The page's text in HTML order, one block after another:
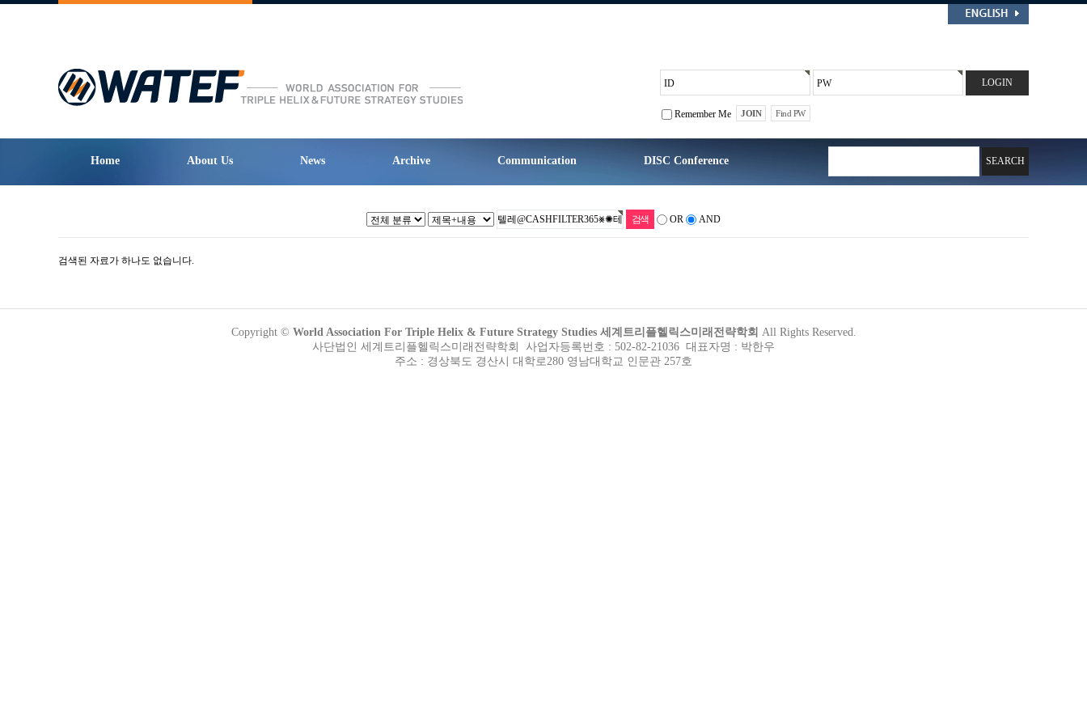
ID PW
Remember Me JOIN Find PW
Home About Us News Archive Communication DISC Conference
OR AND
검색된 자료가 하나도 없습니다.
Copyright © World Association For Triple Helix & Future Strategy Studies 세계트리플헬릭스미래전략학회 All Rights Reserved.
사단법인 세계트리플헬릭스미래전략학회 사업자등록번호 : 502-82-21036 대표자명 : 박한우
주소 : 경상북도 경산시 대학로280 영남대학교 인문관 257호